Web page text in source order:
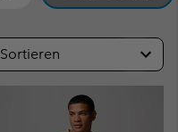
Sortieren